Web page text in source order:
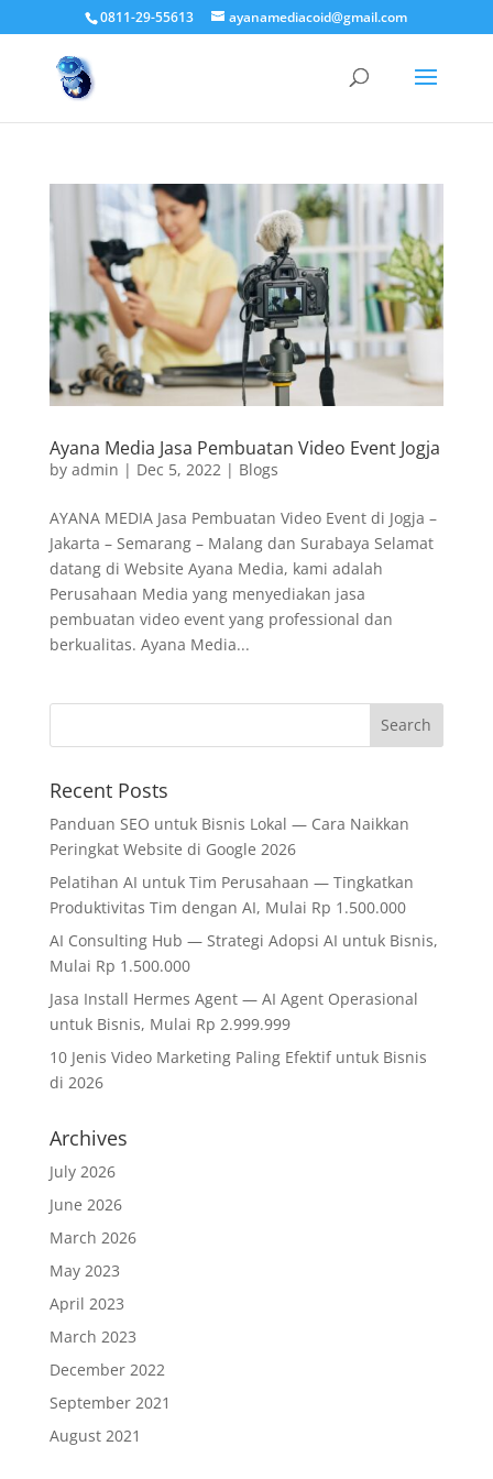
0811-29-55613 ayanamediacoid@gmail.com
Ayana Media Jasa Pembuatan Video Event Jogja
by admin | Dec 5, 2022 | Blogs
AYANA MEDIA Jasa Pembuatan Video Event di Jogja –
Jakarta – Semarang – Malang dan Surabaya Selamat
datang di Website Ayana Media, kami adalah
Perusahaan Media yang menyediakan jasa
pembuatan video event yang professional dan
berkualitas. Ayana Media...
Recent Posts
Panduan SEO untuk Bisnis Lokal — Cara Naikkan
Peringkat Website di Google 2026
Pelatihan AI untuk Tim Perusahaan — Tingkatkan
Produktivitas Tim dengan AI, Mulai Rp 1.500.000
AI Consulting Hub — Strategi Adopsi AI untuk Bisnis,
Mulai Rp 1.500.000
Jasa Install Hermes Agent — AI Agent Operasional
untuk Bisnis, Mulai Rp 2.999.999
10 Jenis Video Marketing Paling Efektif untuk Bisnis
di 2026
Archives
July 2026
June 2026
March 2026
May 2023
April 2023
March 2023
December 2022
September 2021
August 2021